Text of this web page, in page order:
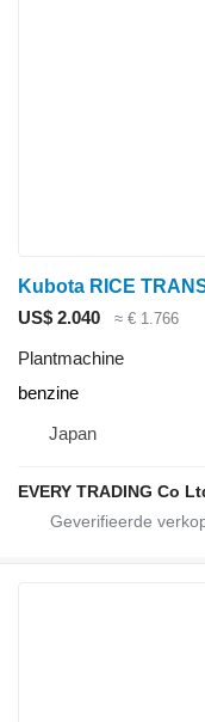
Kubota RICE
US$ 2.040
≈ € 1.766
Plantmachine
benzine
Japan
EVERY TRADING Co